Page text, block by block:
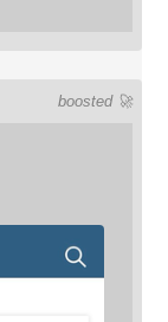
boosted 🚀